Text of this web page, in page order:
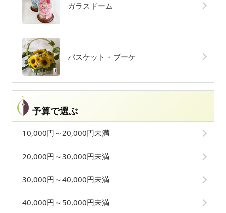
ガラスドーム
バスケット・ブーケ
予算で選ぶ
10,000円～20,000円未満
20,000円～30,000円未満
30,000円～40,000円未満
40,000円～50,000円未満